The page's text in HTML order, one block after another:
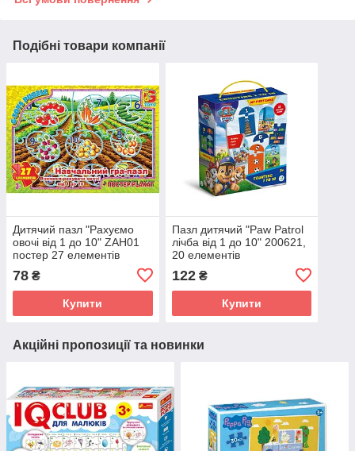
Подібні товари компанії
Дитячий пазл "Рахуємо
овочі від 1 до 10" ZAH01
постер 27 елементів
78 ₴
Купити
Пазл дитячий "Paw Patrol
лічба від 1 до 10" 200621,
20 елементів
122₴
Купити
Акційні пропозиції та новинки